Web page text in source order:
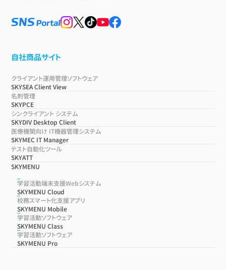
自社商品サイト
クライアント運用管理ソフトウェア
SKYSEA Client View
名刺管理
SKYPCE
シンクライアント システム
SKYDIV Desktop Client
医療機関向け IT機器管理システム
SKYMEC IT Manager
テスト自動化ツール
SKYATT
SKYMENU
学習活動端末支援Webシステム
SKYMENU Cloud
校務スマート化支援アプリ
SKYMENU Mobile
学習活動ソフトウェア
SKYMENU Class
学習活動ソフトウェア
SKYMENU Pro